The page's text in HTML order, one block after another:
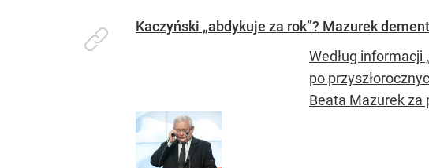
Kaczyński „abdykuje za rok”? Mazurek
Według informacji
po
Beata Mazurek